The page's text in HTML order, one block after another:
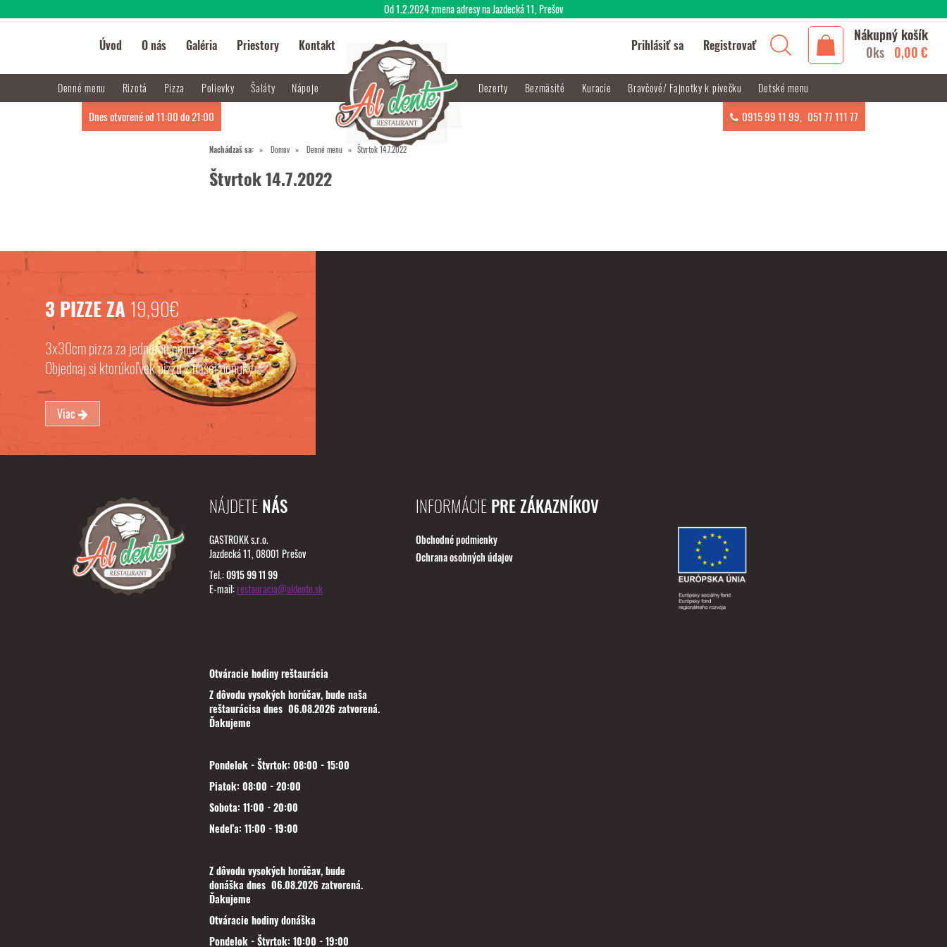
Nachádzaš sa: Domov Denné menu Štvrtok 14.7.2022
Štvrtok 14.7.2022
3 PIZZE ZA 19,90€
3x30cm pizza za jednotnú cenu.
Objednaj si ktorúkoľvek pizzu z našej ponuky
Viac
NÁJDETE NÁS
GASTROKK s.r.o.
Jazdecká 11, 08001 Prešov
Tel.:0915 99 11 99
E-mail:restauracia@aldente.sk
Otváracie hodiny reštaurácia
Z dôvodu vysokých horúčav, bude naša
reštaurácisa dnes 06.08.2026 zatvorená.
Ďakujeme
Pondelok - Štvrtok: 08:00 - 15:00
Piatok: 08:00 - 20:00
Sobota: 11:00 - 20:00
Nedeľa: 11:00 - 19:00
Z dôvodu vysokých horúčav, bude
donáška dnes 06.08.2026 zatvorená.
Ďakujeme
Otváracie hodiny donáška
Pondelok - Štvrtok: 10:00 - 19:00
INFORMÁCIEPRE ZÁKAZNÍKOV
Obchodné podmienky
Ochrana osobných údajov
Úvod O nás Galéria Priestory Kontakt Prihlásiť sa Registrovať
Nákupný košík
0ks 0,00 €
Denné menu Rizotá Pizza Polievky Šaláty Nápoje Dezerty Bezmäsité Kuracie Bravčové/ Fajnotky k pivečku Detské menu
Dnes otvorené od 11:00 do 21:00 0915 99 11 99, 051 77 111 77
Od 1.2.2024 zmena adresy na Jazdecká 11, Prešov